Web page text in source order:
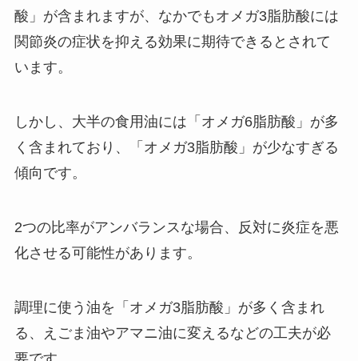
酸」が含まれますが、なかでもオメガ3脂肪酸には
関節炎の症状を抑える効果に期待できるとされて
います。
しかし、大半の食用油には「オメガ6脂肪酸」が多
く含まれており、「オメガ3脂肪酸」が少なすぎる
傾向です。
2つの比率がアンバランスな場合、反対に炎症を悪
化させる可能性があります。
調理に使う油を「オメガ3脂肪酸」が多く含まれ
る、えごま油やアマニ油に変えるなどの工夫が必